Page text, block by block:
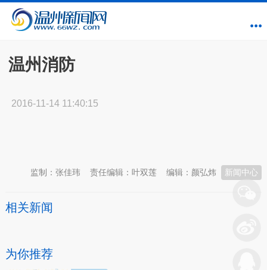
温州消防
2016-11-14 11:40:15
新闻中心
编辑：颜弘炜
责任编辑：叶双莲
监制：张佳玮
相关新闻
为你推荐